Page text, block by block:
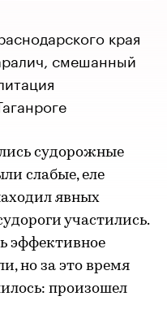
края
смешанный
судорожные
слабые, еле
явных
участились.
эффективное
но за это время
произошел